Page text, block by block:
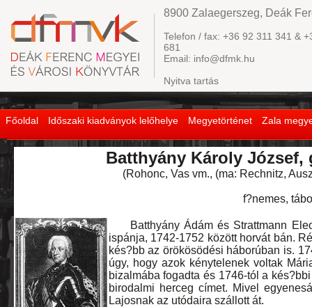
Főoldal Időszaki kiadványok lelőhelye Megyetörténet Zala
8900 Zalaegerszeg, Deák
Telefon / fax: +36 92 311 341 &
681
Email: info@dfmk.hu
Nyitva tartás
Batthyány Károly József,
(Rohonc, Vas vm., (ma: Rechnitz,
f?nemes,
Batthyány Ádám és Strattmann
ispánja, 1742-1752 között horvát bán.
kés?bb az örökösödési háborúban is.
úgy, hogy azok kénytelenek voltak
bizalmába fogadta és 1746-tól a
birodalmi herceg címet. Mivel
Lajosnak az utódaira szállott át.